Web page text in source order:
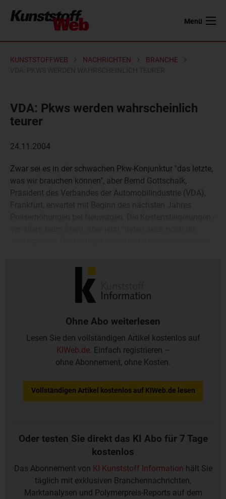
Menü
KUNSTSTOFFWEB NACHRICHTEN
BRANCHE
VDA: Pkws werden wahrscheinlich
teurer
24.11.2004
Zwar sei es in der schwachen Pkw-Konjunktur "das letzte,
was wir brauchen können", aber Bernd Gottschalk,
Präsident des Verbandes der Automobilindustrie (VDA),
Frankfurt, erwartet mit Beginn des nächsten Jahres
nicht mehr außen vor bleiben könne, so Gottschalk.
Ohne Abo weiterlesen
Lesen Sie den vollständigen Artikel kostenlos auf
KIWeb.de. Einfach registrieren –
ohne Abonnement, ohne Kosten.
Vollständigen Artikel kostenlos auf KIWeb.de lesen
Oder testen Sie direkt das KI Abo für 7 Tage
kostenlos
Das Abonnement von KI Kunststoff Information hält Sie
täglich mit exklusiven Branchennachrichten,
Marktanalysen und Polymerpreis-Reports auf dem